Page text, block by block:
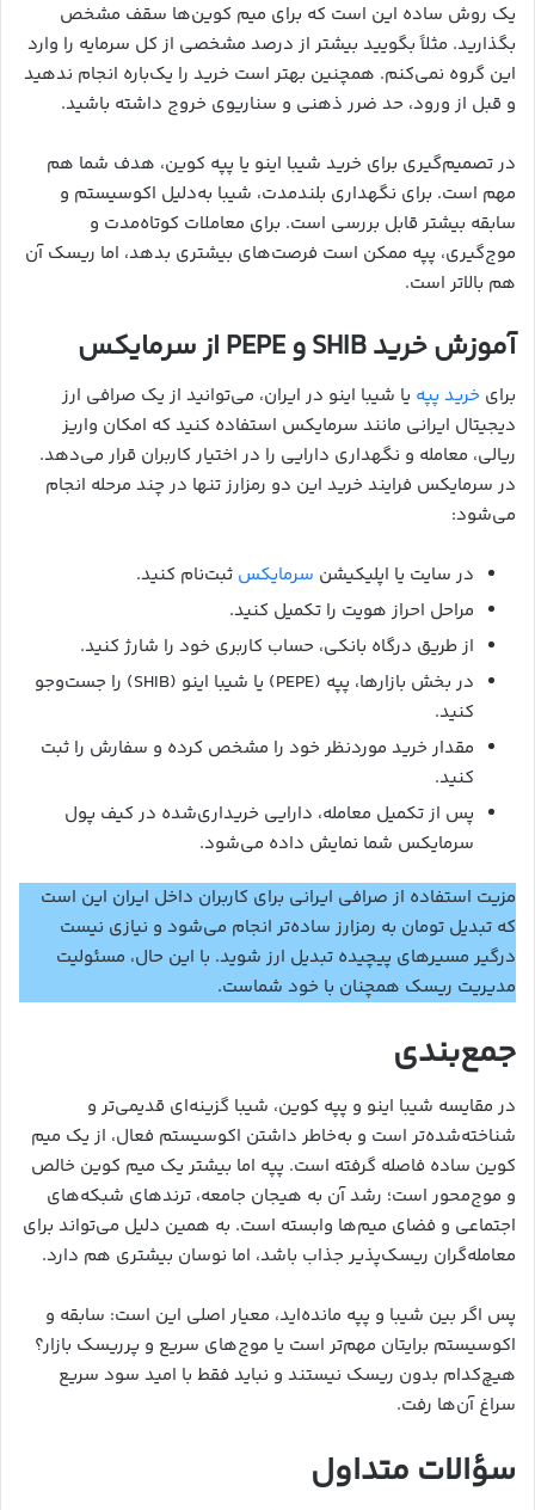
یک روش ساده این است که برای میم کوین‌ها سقف مشخص
بگذارید. مثلاً بگویید بیشتر از درصد مشخصی از کل سرمایه را وارد
این گروه نمی‌کنم. همچنین بهتر است خرید را یک‌باره انجام ندهید
و قبل از ورود، حد ضرر ذهنی و سناریوی خروج داشته باشید.
در تصمیم‌گیری برای خرید شیبا اینو یا پپه کوین، هدف شما هم
مهم است. برای نگهداری بلندمدت، شیبا به‌دلیل اکوسیستم و
سابقه بیشتر قابل بررسی است. برای معاملات کوتاه‌مدت و
موج‌گیری، پپه ممکن است فرصت‌های بیشتری بدهد، اما ریسک آن
هم بالاتر است.
آموزش خرید SHIB و PEPE از سرمایکس
برای خرید پپه یا شیبا اینو در ایران، می‌توانید از یک صرافی ارز
دیجیتال ایرانی مانند سرمایکس استفاده کنید که امکان واریز
ریالی، معامله و نگهداری دارایی را در اختیار کاربران قرار می‌دهد.
در سرمایکس فرایند خرید این دو رمزارز تنها در چند مرحله انجام
می‌شود:
در سایت یا اپلیکیشن سرمایکس ثبت‌نام کنید.
مراحل احراز هویت را تکمیل کنید.
از طریق درگاه بانکی، حساب کاربری خود را شارژ کنید.
در بخش بازارها، پپه (PEPE) یا شیبا اینو (SHIB) را جست‌وجو
کنید.
مقدار خرید موردنظر خود را مشخص کرده و سفارش را ثبت
کنید.
پس از تکمیل معامله، دارایی خریداری‌شده در کیف پول
سرمایکس شما نمایش داده می‌شود.
مزیت استفاده از صرافی ایرانی برای کاربران داخل ایران این است
که تبدیل تومان به رمزارز ساده‌تر انجام می‌شود و نیازی نیست
درگیر مسیرهای پیچیده تبدیل ارز شوید. با این حال، مسئولیت
مدیریت ریسک همچنان با خود شماست.
جمع‌بندی
در مقایسه شیبا اینو و پپه کوین، شیبا گزینه‌ای قدیمی‌تر و
شناخته‌شده‌تر است و به‌خاطر داشتن اکوسیستم فعال، از یک میم
کوین ساده فاصله گرفته است. پپه اما بیشتر یک میم کوین خالص
و موج‌محور است؛ رشد آن به هیجان جامعه، ترندهای شبکه‌های
اجتماعی و فضای میم‌ها وابسته است. به همین دلیل می‌تواند برای
معامله‌گران ریسک‌پذیر جذاب باشد، اما نوسان بیشتری هم دارد.
پس اگر بین شیبا و پپه مانده‌اید، معیار اصلی این است: سابقه و
اکوسیستم برایتان مهم‌تر است یا موج‌های سریع و پرریسک بازار؟
هیچ‌کدام بدون ریسک نیستند و نباید فقط با امید سود سریع
سراغ آن‌ها رفت.
سؤالات متداول